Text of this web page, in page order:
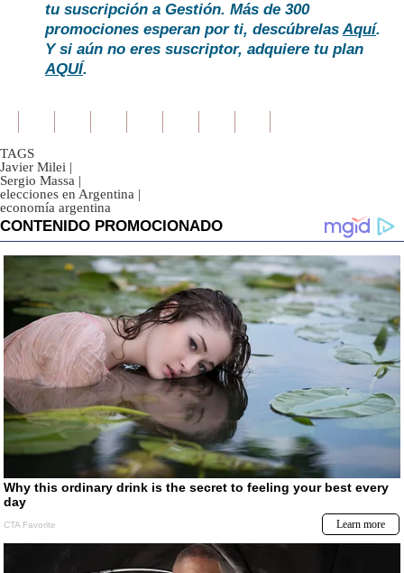
tu suscripción a Gestión. Más de 300
promociones esperan por ti, descúbrelasAquí.
Y si aún no eres suscriptor, adquiere tu plan
AQUÍ.
TAGS
Javier Milei |
Sergio Massa |
elecciones en Argentina |
economía argentina